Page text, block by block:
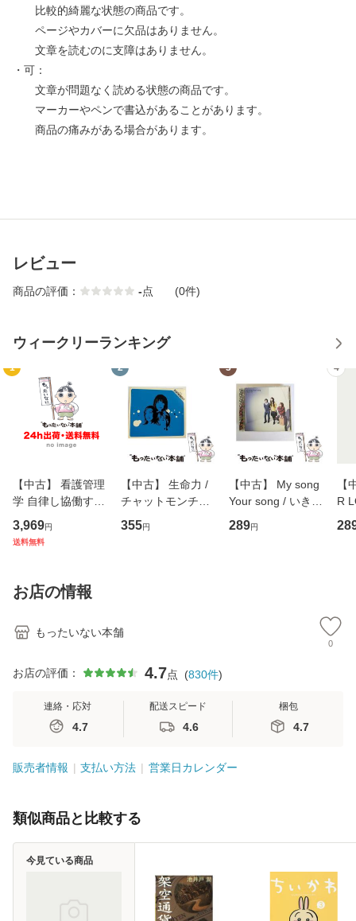
比較的綺麗な状態の商品です。
ページやカバーに欠品はありません。
文章を読むのに支障はありません。
・可：
文章が問題なく読める状態の商品です。
マーカーやペンで書込があることがあります。
商品の痛みがある場合があります。
レビュー
商品の評価： -点 (0件)
ウィークリーランキング
1
【中古】 看護管理
学 自律し協働する
専門職の看護マネ
ジメントスキル 改
恵 藤本幸三 / 南江
堂 [単行
3,969円
送料無料
2
【中古】 生命力 /
チャットモンチー /
キューンレコード
[CD]【メール便送
355円
3
【中古】 My song
Your song / いきも
のがかり / [CD]
【メール便送料無
289円
4
【
R
産
お店の情報
もったいない本舗
0
お店の評価： 4.7点 (830件)
連絡・応対
4.7
配送スピード
4.6
梱包
4.7
販売者情報 支払い方法 営業日カレンダー
類似商品と比較する
今見ている商品